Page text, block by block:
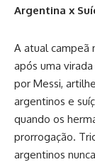
Argentina x
A atual campeã
após uma
por Messi,
argentinos e
quando os
prorrogação.
argentinos